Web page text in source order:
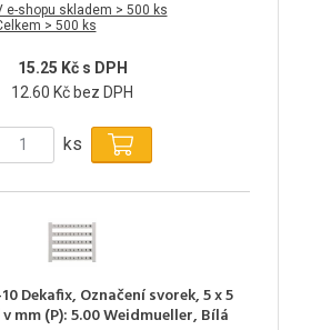
e-shopu skladem > 500 ks
> 500 ks
15.25 Kč s DPH
12.60 Kč bez DPH
ks
10 Dekafix, Označení svorek, 5 x 5
mm (P): 5.00 Weidmueller, Bílá